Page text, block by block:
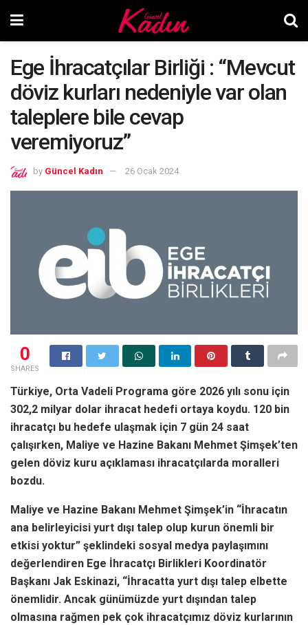
Ege İhracatçılar Birliği : “Mevcut
döviz kurları nedeniyle var olan
taleplere bile cevap
veremiyoruz”
by Güncel Kadın 26 Ocak 2024
0
SHARES
Türkiye, Orta Vadeli Programa göre 2026 yılı sonu için
302,2 milyar dolar ihracat hedefi ortaya koydu. 120 bin
ihracatçı bu hedefe ulaşmak için 7 gün 24 saat
çalışırken, Maliye ve Hazine Bakanı Mehmet Şimşek’ten
gelen döviz kuru açıklaması ihracatçılarda moralleri
bozdu.
Maliye ve Hazine Bakanı Mehmet Şimşek’in “İhracatın
ana belirleyicisi yurt dışı talep olup kurun önemli bir
etkisi yoktur” şeklindeki sosyal medya paylaşımını
değerlendiren Ege İhracatçı Birlikleri Koordinatör
Başkanı Jak Eskinazi, “İhracatta yurt dışı talep elbette
önemlidir. Ancak günümüzde yurt dışından talep
olmasına rağmen pek çok ihracatçımız döviz kurlarının